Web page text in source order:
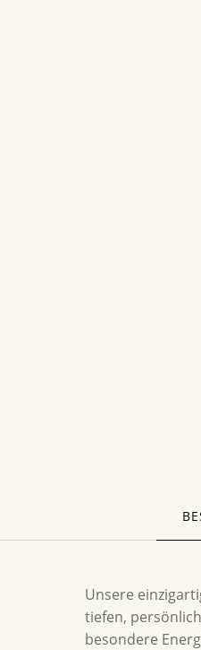
Unsere
tiefen,
besondere